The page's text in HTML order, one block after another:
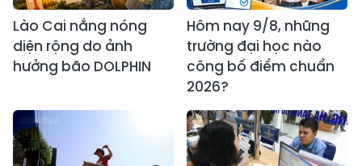
Lào Cai nắng nóng
diện rộng do ảnh
hưởng bão DOLPHIN
Hôm nay 9/8, những
trường đại học nào
công bố điểm chuẩn
2026?